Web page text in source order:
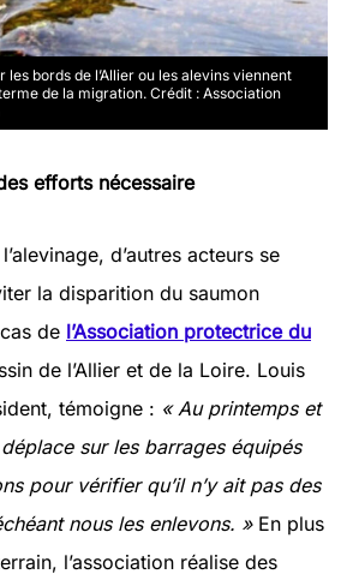
les bords de l’Allier ou les alevins viennent
de la migration. Crédit : Association
efforts nécessaire
d’autres acteurs se
la disparition du saumon
de l’Association protectrice du
de l’Allier et de la Loire. Louis
témoigne : « Au printemps et
sur les barrages équipés
pour vérifier qu’il n’y ait pas des
nous les enlevons. » En plus
l’association réalise des